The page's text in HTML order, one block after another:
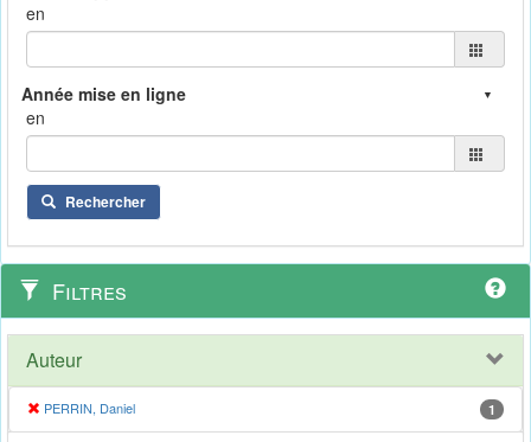
en
en
Rechercher
Filtres
Auteur
PERRIN, Daniel 1